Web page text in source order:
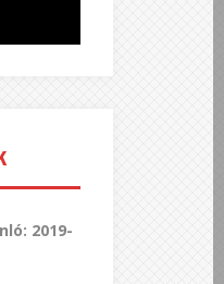
2019-